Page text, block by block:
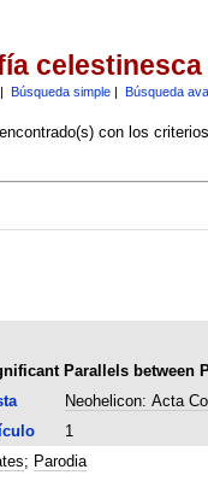
celestinesca
Búsqueda simple| Búsqueda
con los
Parallels
Neohelicon: Acta
1
; Parodia